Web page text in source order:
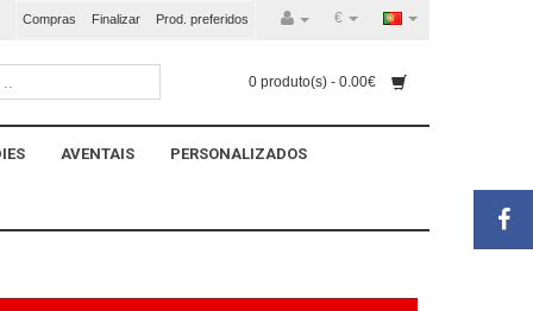
Compras Finalizar Prod. preferidos €
0 produto(s) - 0.00€
AVENTAIS PERSONALIZADOS